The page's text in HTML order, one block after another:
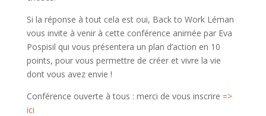
Si la réponse à tout cela est oui, Back to Work Léman
vous invite à venir à cette conférence animée par Eva
Pospisil qui vous présentera un plan d’action en 10
points, pour vous permettre de créer et vivre la vie
dont vous avez envie !
Conférence ouverte à tous : merci de vous inscrire =>
ici